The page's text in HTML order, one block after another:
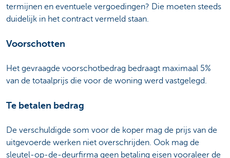
termijnen en eventuele vergoedingen? Die moeten steeds
duidelijk in het contract vermeld staan.
Voorschotten
Het gevraagde voorschotbedrag bedraagt maximaal 5%
van de totaalprijs die voor de woning werd vastgelegd.
Te betalen bedrag
De verschuldigde som voor de koper mag de prijs van de
uitgevoerde werken niet overschrijden. Ook mag de
sleutel-op-de-deurfirma geen betaling eisen vooraleer de